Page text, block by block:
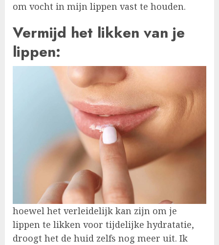
om vocht in mijn lippen vast te houden.
Vermijd het likken van je
lippen:
hoewel het verleidelijk kan zijn om je
lippen te likken voor tijdelijke hydratatie,
droogt het de huid zelfs nog meer uit. Ik